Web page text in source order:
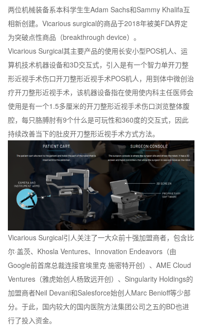
两位机械装备系本科学生生Adam Sachs和Sammy Khalifa互
相新创建。Vicarious surgical的商品于2018年被美FDA界定
为突破点性商品（breakthrough device）。
Vicarious Surgical其主要产品的使用长安小型POS机人、运
算机技术机器设备和3D交互式，引入是有一个智力单开刀整
形近视手术伤口开刀整形近视手术POS机人，用到体中微创治
疗开刀整形近视手术，该机器设备指在使用使内科主任医师会
使用是有一个1.5多厘米的开刀整形近视手术伤口浏览整体腹
腔，每只胳膊肘有9个什么是可玩性和360度的交互式，因此
持续改善当下的肚皮开刀整形近视手术方式方法。
Vicarious Surgical引人关注了一大众前十强加盟商者，包含比
尔·盖茨、Khosla Ventures、Innovation Endeavors（由
Google前首席总裁连接官埃里克·施密特开创）、AME Cloud
Ventures（雅虎始创人杨致远开创）、Singularity Holdings的
加盟商者Neil Devani和Salesforce始创人Marc Benioff等少部
分。于此，国内较大的国内医院方法集团公司之五的BD也进
行了投入资金。